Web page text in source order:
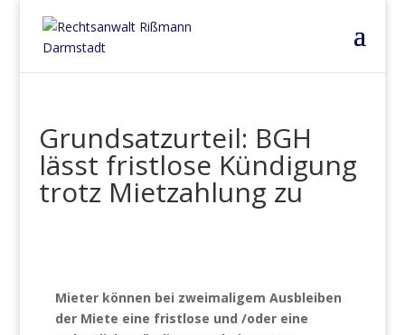
Grundsatzurteil: BGH
lässt fristlose Kündigung
trotz Mietzahlung zu
Mieter können bei zweimaligem Ausbleiben
der Miete eine fristlose und /oder eine